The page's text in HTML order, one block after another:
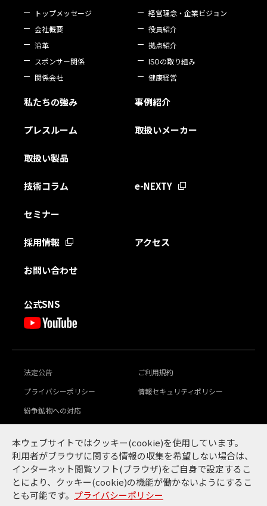
トップメッセージ
経営理念・企業ビジョン
会社概要
役員紹介
沿革
拠点紹介
スポンサー関係
ISOの取り組み
関係会社
健康経営
私たちの強み 事例紹介
プレスルーム 取扱いメーカー
取扱い製品
技術コラム e-NEXTY
セミナー
採用情報 アクセス
お問い合わせ
公式SNS
法定公告
ご利用規約
プライバシーポリシー
情報セキュリティポリシー
紛争鉱物への対応
豊田通商グループ
グローバル行動倫理規範 サステナビリティ
本ウェブサイトではクッキー(cookie)を使用しています。
利用者がブラウザに関する情報の収集を希望しない場合は、
インターネット閲覧ソフト(ブラウザ)をご自身で設定するこ
とにより、クッキー(cookie)の機能が働かないようにするこ
とも可能です。 プライバシーポリシー